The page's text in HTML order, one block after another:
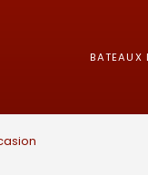
BATEAUX